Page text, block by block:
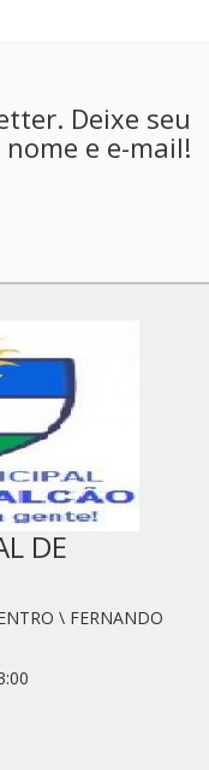
Deixe seu
nome e e-mail!
DE
\ FERNANDO